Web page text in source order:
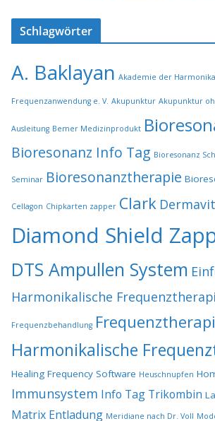
Schlagwörter
A. Baklayan Akademie der
Frequenzanwendung e. V. Akupunktur Akupunktur
Ausleitung Bemer Medizinprodukt
Bioresonanz Info Tag Bioresonanz
Seminar Bioresonanztherapie
Cellagon Chipkarten zapper Clark Dermavit
Diamond Shield
DTS Ampullen System
Harmonikalische
Frequenzbehandlung
Harmonikalische
Healing Frequency Software Heuschnupfen
Immunsystem Info Tag Trikombin
Matrix Entladung Meridiane nach Dr. Voll